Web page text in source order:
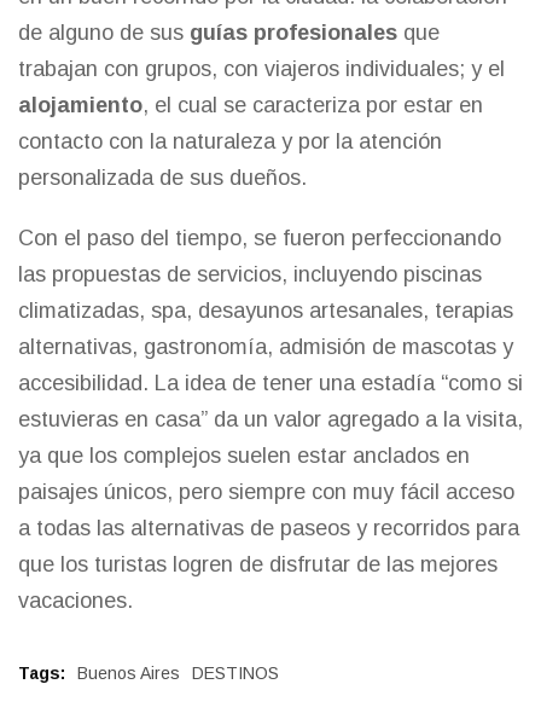
de alguno de sus guías profesionales que
trabajan con grupos, con viajeros individuales; y el
alojamiento, el cual se caracteriza por estar en
contacto con la naturaleza y por la atención
personalizada de sus dueños.
Con el paso del tiempo, se fueron perfeccionando
las propuestas de servicios, incluyendo piscinas
climatizadas, spa, desayunos artesanales, terapias
alternativas, gastronomía, admisión de mascotas y
accesibilidad. La idea de tener una estadía “como si
estuvieras en casa” da un valor agregado a la visita,
ya que los complejos suelen estar anclados en
paisajes únicos, pero siempre con muy fácil acceso
a todas las alternativas de paseos y recorridos para
que los turistas logren de disfrutar de las mejores
vacaciones.
Tags: Buenos Aires DESTINOS